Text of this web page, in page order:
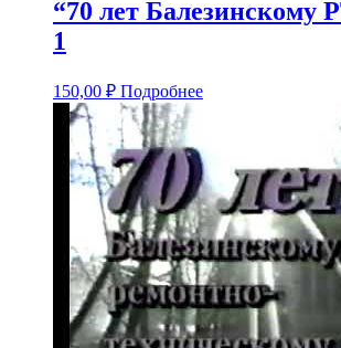
“70 лет
1
150,00 ₽ Подробнее